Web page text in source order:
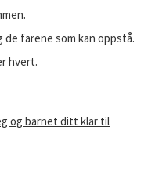
de farene som kan oppstå.
hvert.
og barnet ditt klar til